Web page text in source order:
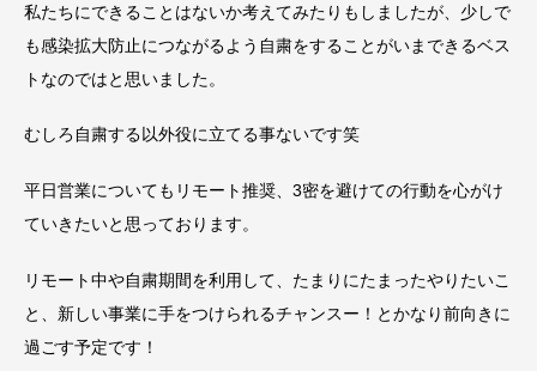
私たちにできることはないか考えてみたりもしましたが、少しで
も感染拡大防止につながるよう自粛をすることがいまできるベス
トなのではと思いました。
むしろ自粛する以外役に立てる事ないです笑
平日営業についてもリモート推奨、3密を避けての行動を心がけ
ていきたいと思っております。
リモート中や自粛期間を利用して、たまりにたまったやりたいこ
と、新しい事業に手をつけられるチャンスー！とかなり前向きに
過ごす予定です！